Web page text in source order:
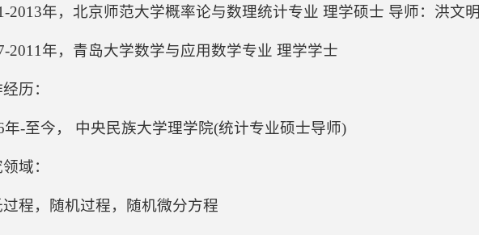
2013年，北京师范大学概率论与数理统计专业 理学硕士 导师：洪文明
2011年，青岛大学数学与应用数学专业 理学学士
历：
年-至今， 中央民族大学理学院(统计专业硕士导师)
域：
过程，随机过程，随机微分方程